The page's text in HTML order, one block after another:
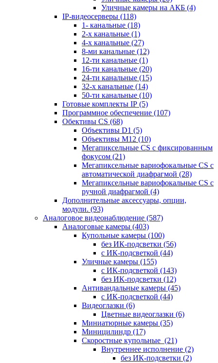
Уличные камеры на АКБ (4)
IP-видеосерверы (118)
1- канальные (18)
2-х канальные (1)
4-х канальные (27)
8-ми канальные (12)
12-ти канальные (1)
16-ти канальные (20)
24-ти канальные (15)
32-х канальные (14)
50-ти канальные (10)
Готовые комплекты IP (5)
Программное обеспечение (107)
Обективы CS (68)
Объективы D1 (5)
Объективы M12 (10)
Мегапиксельные CS c фиксированным
фокусом (21)
Мегапиксельные вариофокальные CS c
автоматической диафрагмой (28)
Мегапиксельные вариофокальные CS c
ручной диафрагмой (4)
Дополнительные аксессуары, опции,
модули. (93)
Аналоговое видеонаблюдение (587)
Аналоговые камеры (403)
Купольные камеры (100)
без ИК-подсветки (56)
с ИК-подсветкой (44)
Уличные камеры (155)
с ИК-подсветкой (143)
без ИК-подсветки (12)
Антивандальные камеры (45)
с ИК-подсветкой (44)
Видеоглазки (6)
Цветные видеоглазки (6)
Миниатюрные камеры (35)
Миницилиндр (17)
Скоростные купольные (21)
Внутреннее исполнение (2)
без ИК-подсветки (2)